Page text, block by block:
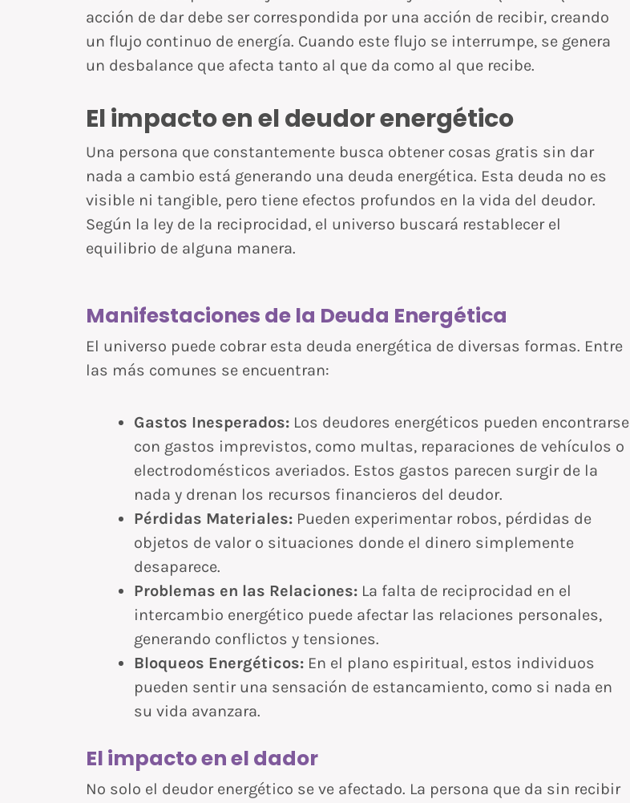
acción de dar debe ser correspondida por una acción de recibir, creando
un flujo continuo de energía. Cuando este flujo se interrumpe, se genera
un desbalance que afecta tanto al que da como al que recibe.
El impacto en el deudor energético
Una persona que constantemente busca obtener cosas gratis sin dar
nada a cambio está generando una deuda energética. Esta deuda no es
visible ni tangible, pero tiene efectos profundos en la vida del deudor.
Según la ley de la reciprocidad, el universo buscará restablecer el
equilibrio de alguna manera.
Manifestaciones de la Deuda Energética
El universo puede cobrar esta deuda energética de diversas formas. Entre
las más comunes se encuentran:
Gastos Inesperados: Los deudores energéticos pueden encontrarse
con gastos imprevistos, como multas, reparaciones de vehículos o
electrodomésticos averiados. Estos gastos parecen surgir de la
nada y drenan los recursos financieros del deudor.
Pérdidas Materiales: Pueden experimentar robos, pérdidas de
objetos de valor o situaciones donde el dinero simplemente
desaparece.
Problemas en las Relaciones: La falta de reciprocidad en el
intercambio energético puede afectar las relaciones personales,
generando conflictos y tensiones.
Bloqueos Energéticos: En el plano espiritual, estos individuos
pueden sentir una sensación de estancamiento, como si nada en
su vida avanzara.
El impacto en el dador
No solo el deudor energético se ve afectado. La persona que da sin recibir